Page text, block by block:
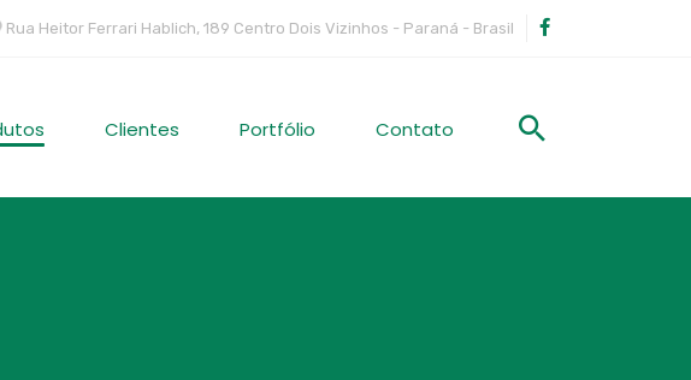
Rua Heitor Ferrari Hablich, 189 Centro Dois Vizinhos - Paraná - Brasil
Clientes Portfólio Contato